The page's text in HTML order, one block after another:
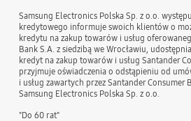
Samsung Electronics Polska Sp. z o.o.
kredytowego informuje swoich klientów o
kredytu na zakup towarów i usług
Bank S.A. z siedzibą we Wrocławiu,
kredyt na zakup towarów i usług Santander
przyjmuje oświadczenia o odstąpieniu od
i usług zawartych przez Santander Consumer
Samsung Electronics Polska Sp. z o.o.
"Do 60 rat"